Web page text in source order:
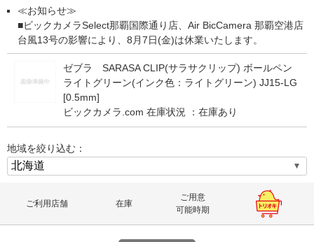
≪お知らせ≫
■ビックカメラSelect那覇国際通り店、Air BicCamera 那覇空港店
台風13号の影響により、8月7日(金)は休業いたします。
ゼブラ SARASA CLIP(サラサクリップ) ボールペン
ライトグリーン(インク色：ライトグリーン) JJ15-LG
[0.5mm]
ビックカメラ.com 在庫状況 ： 在庫あり
地域を絞り込む：
ご利用店舗 在庫
ご用意
可能時期